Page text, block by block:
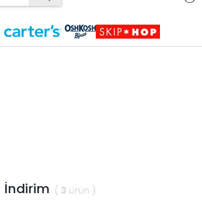
İndirim ( 3 ürün )